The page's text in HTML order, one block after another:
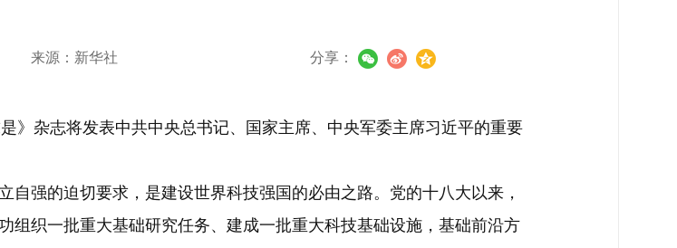
来源：新华社 分享：
杂志将发表中共中央总书记、国家主席、中央军委主席习近平的重要
强的迫切要求，是建设世界科技强国的必由之路。党的十八大以来，
组织一批重大基础研究任务、建成一批重大科技基础设施，基础前沿方